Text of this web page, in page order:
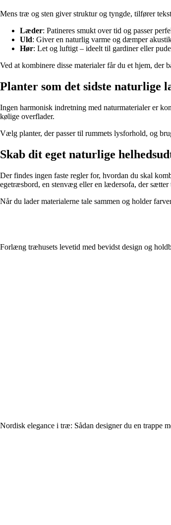
Mens træ og sten giver struktur og tyngde, tilfører
Læder: Patineres smukt over tid og passer
Uld: Giver en naturlig varme og dæmper
Hør: Let og luftigt – ideelt til gardiner eller
Ved at kombinere disse materialer får du et hjem, der
Planter som det sidste naturlige
Ingen harmonisk indretning med naturmaterialer er
kølige overflader.
Vælg planter, der passer til rummets lysforhold, og
Skab dit eget naturlige
Der findes ingen faste regler for, hvordan du skal
egetræsbord, en stenvæg eller en lædersofa, der sætter
Når du lader materialerne tale sammen og holder
Forlæng træhusets levetid med bevidst design og
Nordisk elegance i træ: Sådan designer du en trappe